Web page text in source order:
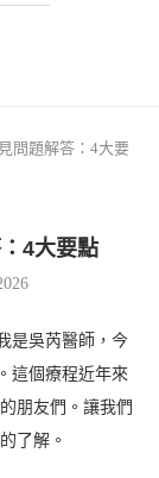
問題解答：4大要
4大要點
是吳芮醫師，今
這個療程近年來
朋友們。讓我們
了解。